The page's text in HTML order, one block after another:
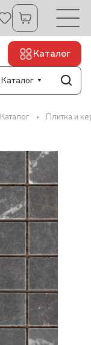
Каталог
Каталог
Каталог Плитка и